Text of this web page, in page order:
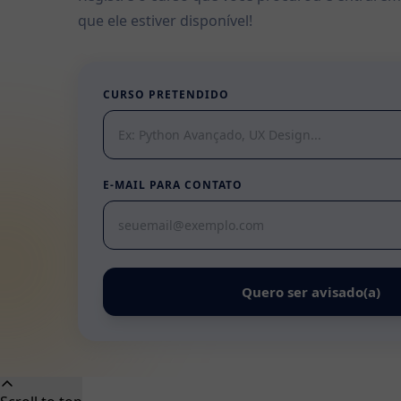
que ele estiver disponível!
CURSO PRETENDIDO
E-MAIL PARA CONTATO
Quero ser avisado(a)